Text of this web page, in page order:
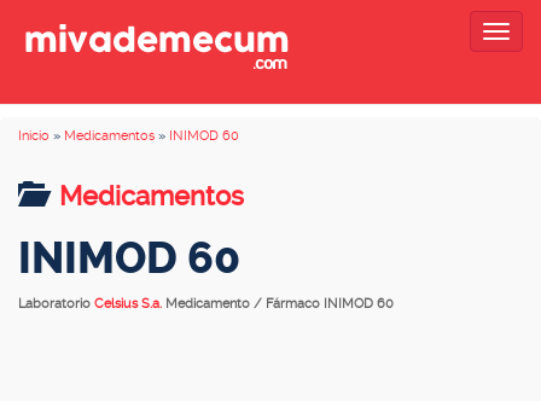
Inicio » Medicamentos » INIMOD 60
Medicamentos
INIMOD 60
Laboratorio Celsius S.a. Medicamento / Fármaco INIMOD 60